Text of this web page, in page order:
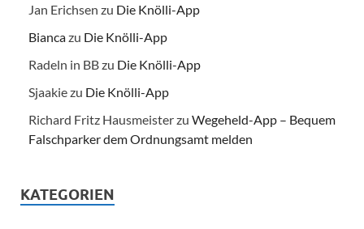
Jan Erichsen zu Die Knölli-App
Biancazu Die Knölli-App
Radeln in BBzu Die Knölli-App
Sjaakiezu Die Knölli-App
Richard Fritz Hausmeisterzu Wegeheld-App – Bequem
Falschparker dem Ordnungsamt melden
KATEGORIEN